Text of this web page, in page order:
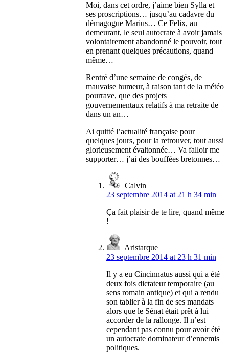
Moi, dans cet ordre, j’aime bien Sylla et
ses proscriptions… jusqu’au cadavre du
démagogue Marius… Ce Felix, au
demeurant, le seul autocrate à avoir jamais
volontairement abandonné le pouvoir, tout
en prenant quelques précautions, quand
même…
Rentré d’une semaine de congés, de
mauvaise humeur, à raison tant de la météo
pourrave, que des projets
gouvernementaux relatifs à ma retraite de
dans un an…
Ai quitté l’actualité française pour
quelques jours, pour la retrouver, tout aussi
glorieusement évaltonnée… Va falloir me
supporter… j’ai des bouffées bretonnes…
Calvin
23 septembre 2014 at 21 h 34 min
Ça fait plaisir de te lire, quand même
!
Aristarque
23 septembre 2014 at 23 h 31 min
Il y a eu Cincinnatus aussi qui a été
deux fois dictateur temporaire (au
sens romain antique) et qui a rendu
son tablier à la fin de ses mandats
alors que le Sénat était prêt à lui
accorder de la rallonge. Il n’est
cependant pas connu pour avoir été
un autocrate dominateur d’ennemis
politiques.